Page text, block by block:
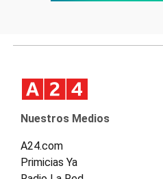
Nuestros Medios
A24.com
Primicias Ya